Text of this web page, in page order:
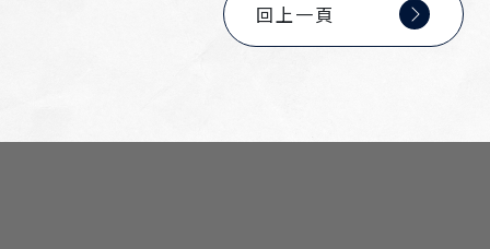
回上一頁